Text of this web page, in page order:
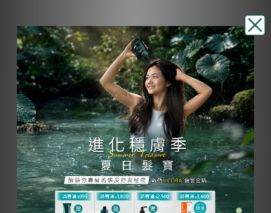
【惜福良品】捷利爾寶寶
溫和淨化乳 80mL
NT$150
NT$300